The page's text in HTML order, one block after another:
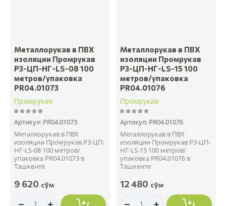
Металлорукав в ПВХ
изоляции Промрукав
Р3-ЦП-НГ-LS-08 100
метров/упаковка
PR04.01073
Промрукав
Артикул: PR04.01073
Металлорукав в ПВХ
изоляции Промрукав Р3-ЦП-
НГ-LS-08 100 метров/
упаковка PR04.01073 в
Ташкенте
9 620 сўм
Металлорукав в ПВХ
изоляции Промрукав
Р3-ЦП-НГ-LS-15 100
метров/упаковка
PR04.01076
Промрукав
Артикул: PR04.01076
Металлорукав в ПВХ
изоляции Промрукав Р3-ЦП-
НГ-LS-15 100 метров/
упаковка PR04.01076 в
Ташкенте
12 480 сўм